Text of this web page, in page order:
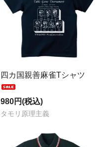
四カ国親善麻雀Tシャツ
980円(税込)
タモリ原理主義